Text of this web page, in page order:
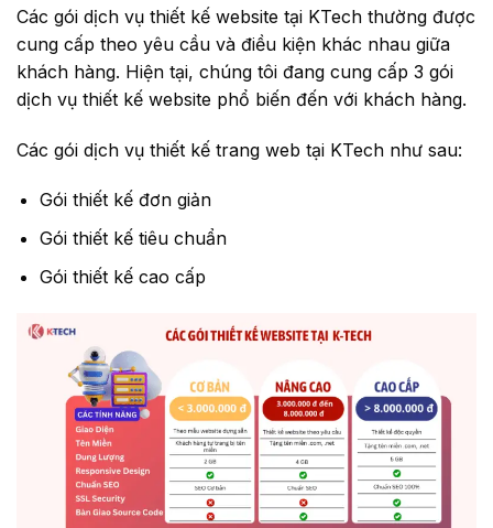
Các gói dịch vụ thiết kế website tại KTech thường được
cung cấp theo yêu cầu và điều kiện khác nhau giữa
khách hàng. Hiện tại, chúng tôi đang cung cấp 3 gói
dịch vụ thiết kế website phổ biến đến với khách hàng.
Các gói dịch vụ thiết kế trang web tại KTech như sau:
Gói thiết kế đơn giản
Gói thiết kế tiêu chuẩn
Gói thiết kế cao cấp